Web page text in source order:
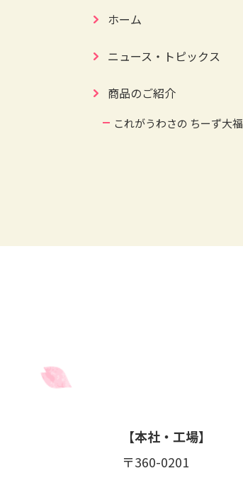
ホーム
ニュース・トピックス
商品のご紹介
これがうわさの ちーず大福
【本社・工場】
〒360-0201